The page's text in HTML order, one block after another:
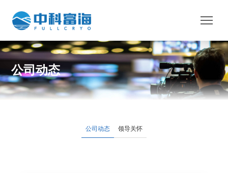
公司动态
公司动态 领导关怀